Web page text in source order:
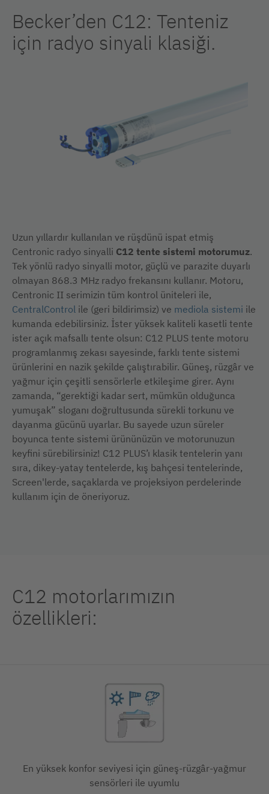
Becker’den C12: Tenteniz
için radyo sinyali klasiği.
Uzun yıllardır kullanılan ve rüşdünü ispat etmiş
Centronic radyo sinyalli C12 tente sistemi motorumuz.
Tek yönlü radyo sinyalli motor, güçlü ve parazite duyarlı
olmayan 868.3 MHz radyo frekansını kullanır. Motoru,
Centronic II serimizin tüm kontrol üniteleri ile,
CentralControl ile (geri bildirimsiz) ve mediola sistemi ile
kumanda edebilirsiniz. İster yüksek kaliteli kasetli tente
ister açık mafsallı tente olsun: C12 PLUS tente motoru
programlanmış zekası sayesinde, farklı tente sistemi
ürünlerini en nazik şekilde çalıştırabilir. Güneş, rüzgâr ve
yağmur için çeşitli sensörlerle etkileşime girer. Aynı
zamanda, “gerektiği kadar sert, mümkün olduğunca
yumuşak” sloganı doğrultusunda sürekli torkunu ve
dayanma gücünü uyarlar. Bu sayede uzun süreler
boyunca tente sistemi ürününüzün ve motorunuzun
keyfini sürebilirsiniz! C12 PLUS’ı klasik tentelerin yanı
sıra, dikey-yatay tentelerde, kış bahçesi tentelerinde,
Screen'lerde, saçaklarda ve projeksiyon perdelerinde
kullanım için de öneriyoruz.
C12 motorlarımızın
özellikleri:
En yüksek konfor seviyesi için güneş-rüzgâr-yağmur
sensörleri ile uyumlu